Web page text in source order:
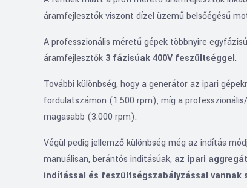
áramfejlesztők viszont dízel üzemű belsőégésű
A professzionális méretű gépek többnyire
áramfejlesztők 3 fázisúak 400V feszültséggel.
További különbség, hogy a generátor az ipari
fordulatszámon (1.500 rpm), míg a
magasabb (3.000 rpm).
Végül pedig jellemző különbség még az indítás
manuálisan, berántós indításúak, az ipari
indítással és feszültségszabályzással vannak